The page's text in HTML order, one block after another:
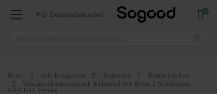
Für Geschäftskunden
Home Alle Kategorien Badmöbel
Badmöbel-Sets
Waschtischunterschrank Badmöbel Set Beton 2 Schubladen
SoftClose Verona